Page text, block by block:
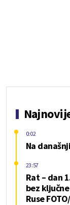
Na
0:02
Rat – dan
bez
Ruse
23:57